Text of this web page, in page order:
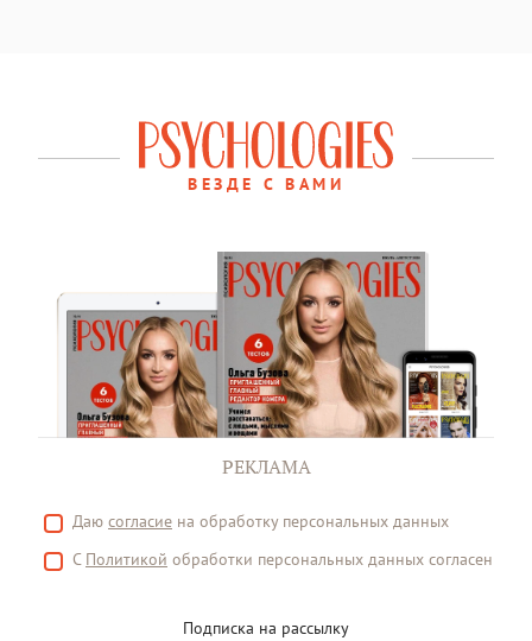
ВЕЗДЕ С ВАМИ
РЕКЛАМА
Даю согласие на обработку персональных данных
С Политикой обработки персональных данных согласен
Подписка на рассылку